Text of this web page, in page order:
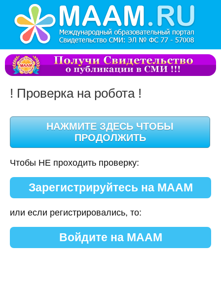
! Проверка на робота !
Чтобы НЕ проходить проверку:
Зарегистрируйтесь на МААМ
или если регистрировались, то:
Войдите на МААМ